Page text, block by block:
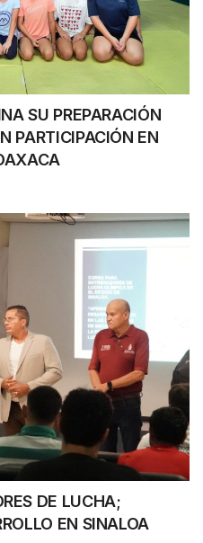
SU PREPARACIÓN
PARTICIPACIÓN EN
DE LUCHA;
EN SINALOA